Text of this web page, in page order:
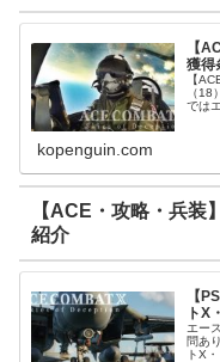
【
獲得
【
（
では
kopenguin.com
【ACE・攻略・兵装
紹介
【
トX
エー
問あ
トX